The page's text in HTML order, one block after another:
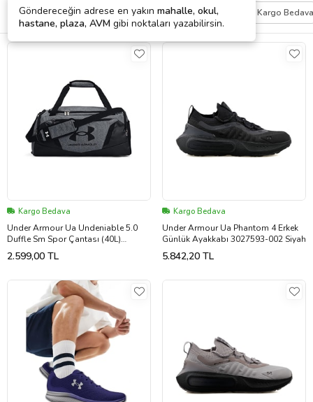
Göndereceğin adrese en yakın mahalle, okul,
hastane, plaza, AVM gibi noktaları yazabilirsin.
Filtrele Sırala Kişiye Özel Kargo Bedava
Kargo Bedava
Under Armour Ua Undeniable 5.0
Duffle Sm Spor Çantası (40L)
1369222-012 Gri
2.599,00 TL
Kargo Bedava
Under Armour Ua Phantom 4 Erkek
Günlük Ayakkabı 3027593-002 Siyah
5.842,20 TL